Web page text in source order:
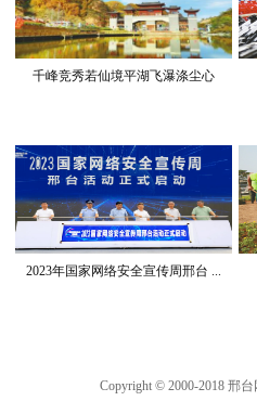
千峰竞秀若仙境平湖飞瀑涤尘心
2023年国家网络安全宣传周邢台 ...